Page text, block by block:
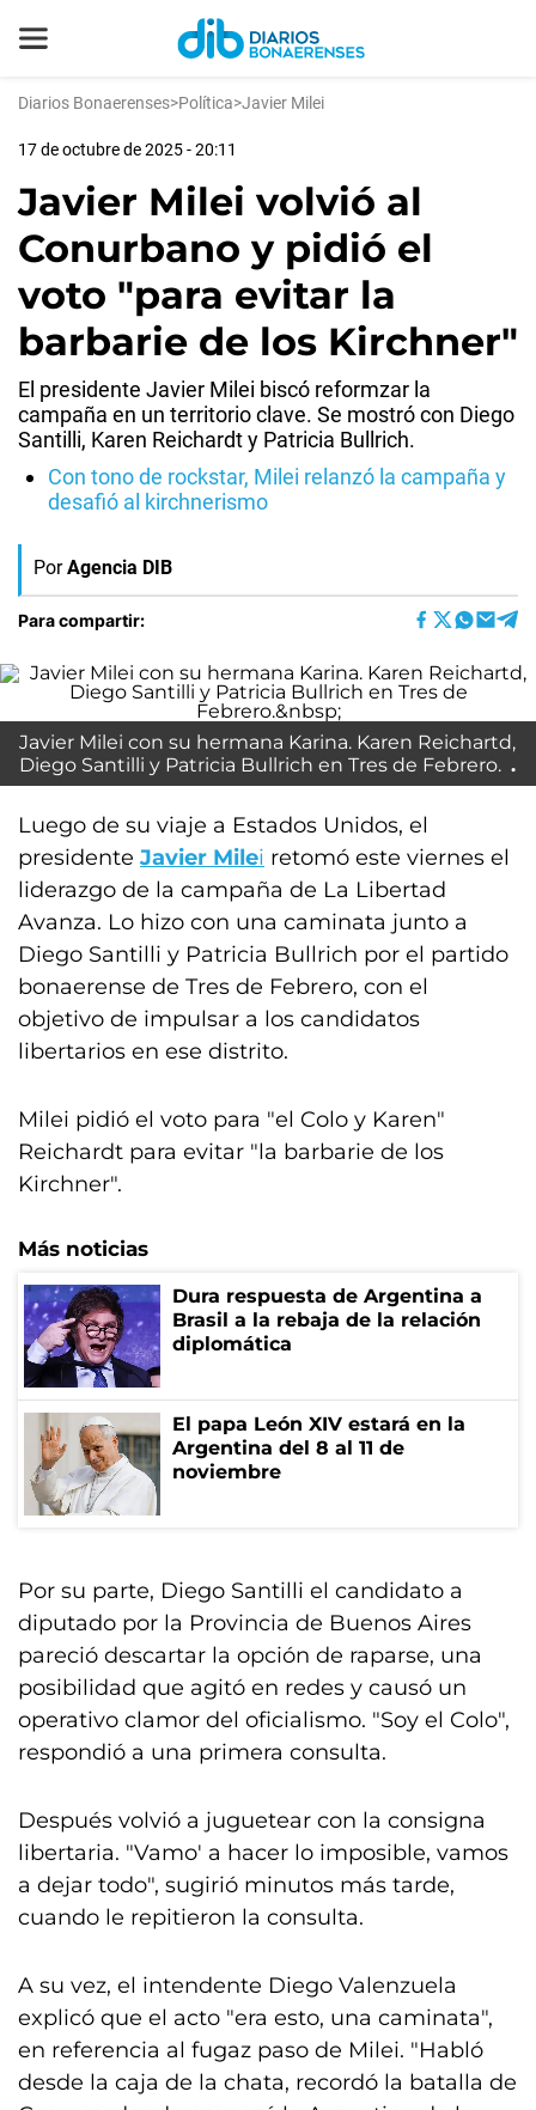
Diarios Bonaerenses>Política>Javier Milei
17 de octubre de 2025 - 20:11
Javier Milei volvió al
Conurbano y pidió el
voto "para evitar la
barbarie de los Kirchner"
El presidente Javier Milei biscó reformzar la
campaña en un territorio clave. Se mostró con Diego
Santilli, Karen Reichardt y Patricia Bullrich.
Con tono de rockstar, Milei relanzó la campaña y
desafió al kirchnerismo
Por Agencia DIB
Para compartir:
Javier Milei con su hermana Karina. Karen Reichartd,
Diego Santilli y Patricia Bullrich en Tres de Febrero.
Luego de su viaje a Estados Unidos, el
presidente Javier Milei retomó este viernes el
liderazgo de la campaña de La Libertad
Avanza. Lo hizo con una caminata junto a
Diego Santilli y Patricia Bullrich por el partido
bonaerense de Tres de Febrero, con el
objetivo de impulsar a los candidatos
libertarios en ese distrito.
Milei pidió el voto para "el Colo y Karen"
Reichardt para evitar "la barbarie de los
Kirchner".
Más noticias
Dura respuesta de Argentina a
Brasil a la rebaja de la relación
diplomática
El papa León XIV estará en la
Argentina del 8 al 11 de
noviembre
Por su parte, Diego Santilli el candidato a
diputado por la Provincia de Buenos Aires
pareció descartar la opción de raparse, una
posibilidad que agitó en redes y causó un
operativo clamor del oficialismo. "Soy el Colo",
respondió a una primera consulta.
Después volvió a juguetear con la consigna
libertaria. "Vamo' a hacer lo imposible, vamos
a dejar todo", sugirió minutos más tarde,
cuando le repitieron la consulta.
A su vez, el intendente Diego Valenzuela
explicó que el acto "era esto, una caminata",
en referencia al fugaz paso de Milei. "Habló
desde la caja de la chata, recordó la batalla de